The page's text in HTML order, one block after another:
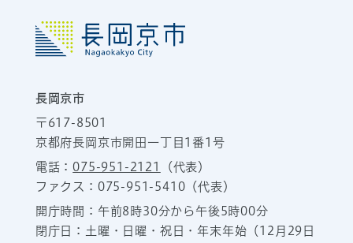
長岡京市
〒617-8501
京都府長岡京市開田一丁目1番1号
電話：075-951-2121
（代表）
ファクス：075-951-5410（代表）
開庁時間：午前8時30分から午後5時00分
閉庁日：土曜・日曜・祝日・年末年始（12月29日